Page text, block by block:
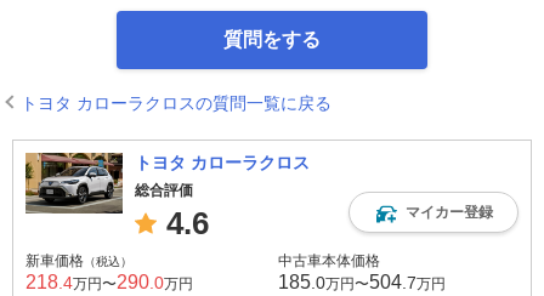
質問をする
トヨタ カローラクロスの質問一覧に戻る
トヨタ カローラクロス
総合評価
4.6 マイカー登録
新車価格 （税込）
218 .4万円〜290 .0万円
中古車本体価格
185 .0万円〜504 .7万円